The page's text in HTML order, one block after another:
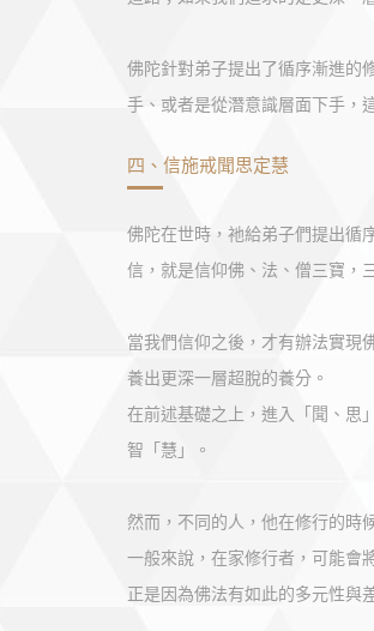
佛陀針對弟子提出了循序漸進的
手、或者是從潛意識層面下手，
四、信施戒聞思定慧
佛陀在世時，祂給弟子們提出循
信，就是信仰佛、法、僧三寶，
當我們信仰之後，才有辦法實現
養出更深一層超脫的養分。
在前述基礎之上，進入「聞、思
智「慧」。
然而，不同的人，他在修行的時
一般來說，在家修行者，可能會
正是因為佛法有如此的多元性與